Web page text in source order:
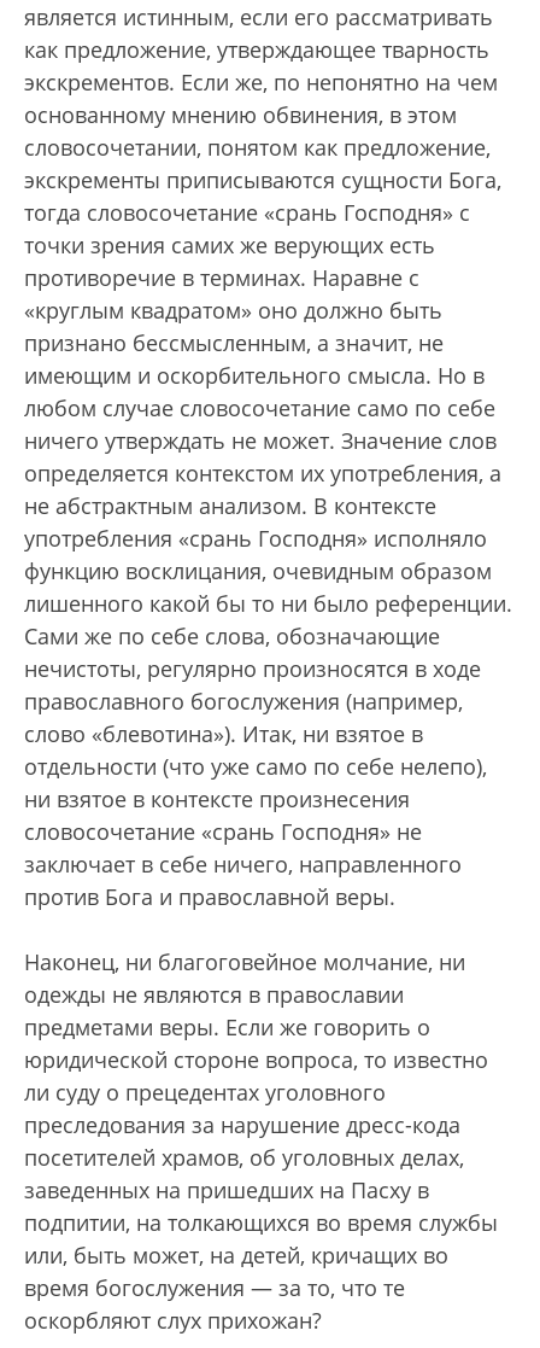
является истинным, если его рассматривать
как предложение, утверждающее тварность
экскрементов. Если же, по непонятно на чем
основанному мнению обвинения, в этом
словосочетании, понятом как предложение,
экскременты приписываются сущности Бога,
тогда словосочетание «срань Господня» с
точки зрения самих же верующих есть
противоречие в терминах. Наравне с
«круглым квадратом» оно должно быть
признано бессмысленным, а значит, не
имеющим и оскорбительного смысла. Но в
любом случае словосочетание само по себе
ничего утверждать не может. Значение слов
определяется контекстом их употребления, а
не абстрактным анализом. В контексте
употребления «срань Господня» исполняло
функцию восклицания, очевидным образом
лишенного какой бы то ни было референции.
Сами же по себе слова, обозначающие
нечистоты, регулярно произносятся в ходе
православного богослужения (например,
слово «блевотина»). Итак, ни взятое в
отдельности (что уже само по себе нелепо),
ни взятое в контексте произнесения
словосочетание «срань Господня» не
заключает в себе ничего, направленного
против Бога и православной веры.
Наконец, ни благоговейное молчание, ни
одежды не являются в православии
предметами веры. Если же говорить о
юридической стороне вопроса, то известно
ли суду о прецедентах уголовного
преследования за нарушение дресс-кода
посетителей храмов, об уголовных делах,
заведенных на пришедших на Пасху в
подпитии, на толкающихся во время службы
или, быть может, на детей, кричащих во
время богослужения — за то, что те
оскорбляют слух прихожан?